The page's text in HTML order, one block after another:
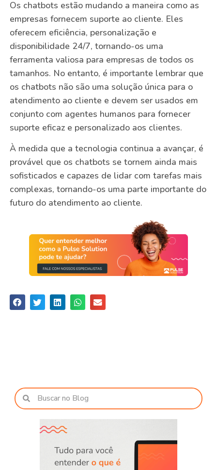
Os chatbots estão mudando a maneira como as
empresas fornecem suporte ao cliente. Eles
oferecem eficiência, personalização e
disponibilidade 24/7, tornando-os uma
ferramenta valiosa para empresas de todos os
tamanhos. No entanto, é importante lembrar que
os chatbots não são uma solução única para o
atendimento ao cliente e devem ser usados ​​em
conjunto com agentes humanos para fornecer
suporte eficaz e personalizado aos clientes.
À medida que a tecnologia continua a avançar, é
provável que os chatbots se tornem ainda mais
sofisticados e capazes de lidar com tarefas mais
complexas, tornando-os uma parte importante do
futuro do atendimento ao cliente.